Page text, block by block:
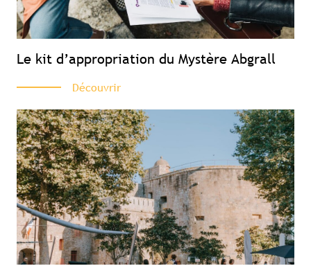
Le kit d’appropriation du Mystère Abgrall
Découvrir